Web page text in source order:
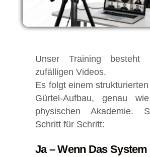
Unser Training besteht
zufälligen Videos.
Es folgt einem
Gürtel-Aufbau, genau
physischen Akademie.
Schritt für Schritt:
Ja – Wenn Das